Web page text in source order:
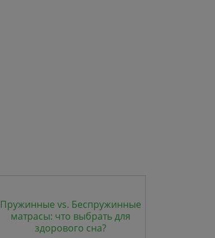
Пружинные vs. Беспружинные
матрасы: что выбрать для
здорового сна?